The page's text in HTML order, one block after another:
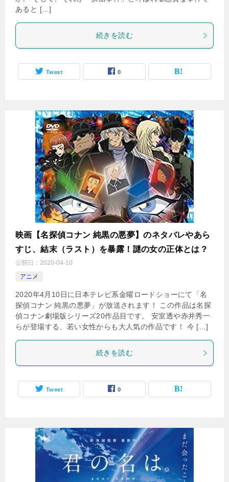
あると […]
続きを読む
Tweet 0
映画【名探偵コナン 純黒の悪夢】のネタバレやあら
すじ、結末（ラスト）を暴露！謎の女の正体とは？
公開日： 2020-04-10
アニメ
2020年4月10日に日本テレビ系金曜ロードショーにて「名
探偵コナン 純黒の悪夢」が放送されます！ この作品は名探
偵コナン劇場版シリーズ20作品目です。 安室透や赤井秀一
らが登場する、若い女性からも大人気の作品です！ 今 […]
続きを読む
Tweet 0